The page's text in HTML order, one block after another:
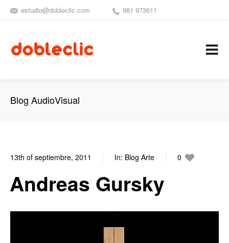
estudio@dobleclic.com 981 973611
Blog AudioVisual
13th of septiembre, 2011 In: Blog Arte
0
Andreas Gursky